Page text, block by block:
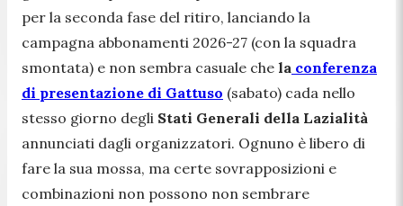
per la seconda fase del ritiro, lanciando la
campagna abbonamenti 2026-27 (con la squadra
smontata) e non sembra casuale che la conferenza
di presentazione di Gattuso (sabato) cada nello
stesso giorno degli Stati Generali della Lazialità
annunciati dagli organizzatori. Ognuno è libero di
fare la sua mossa, ma certe sovrapposizioni e
combinazioni non possono non sembrare